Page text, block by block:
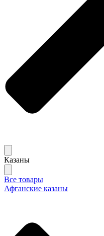
Казаны
Все товары
Афганские казаны